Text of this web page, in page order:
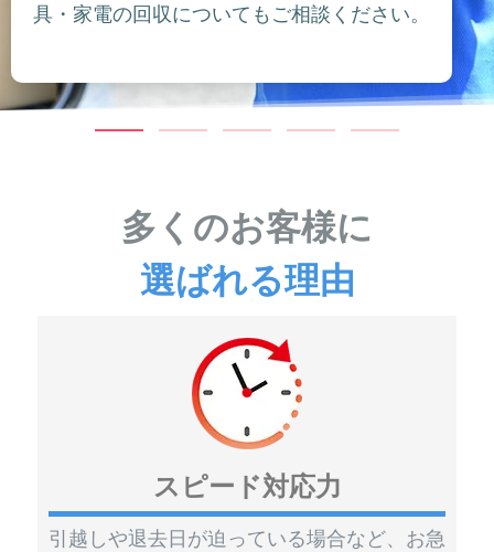
具・家電の回収についてもご相談ください。
多くのお客様に
選ばれる理由
スピード対応力
引越しや退去日が迫っている場合など、お急